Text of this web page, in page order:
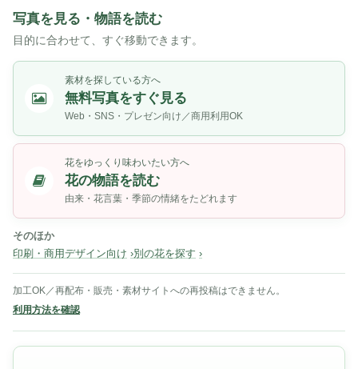
写真を見る・物語を読む
目的に合わせて、すぐ移動できます。
素材を探している方へ
無料写真をすぐ見る
Web・SNS・プレゼン向け／商用利用OK
花をゆっくり味わいたい方へ
花の物語を読む
由来・花言葉・季節の情緒をたどれます
そのほか
印刷・商用デザイン向け
別の花を探す
加工OK／再配布・販売・素材サイトへの再投稿はできません。
利用方法を確認